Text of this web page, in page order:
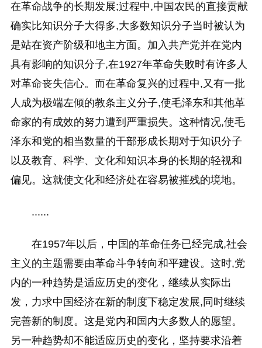
在革命战争的长期发展;过程中,中国农民的直接贡献
确实比知识分子大得多,大多数知识分子当时被认为
是站在资产阶级和地主方面。加入共产党并在党内
具有影响的知识分子,在1927年革命失败时有许多人
对革命丧失信心。而在革命复兴的过程中,又有一批
人成为极端左倾的教条主义分子,使毛泽东和其他革
命家的有成效的努力遭到严重损失。这种情况,使毛
泽东和党的相当数量的干部形成长期对于知识分子
以及教育、科学、文化和知识本身的长期的轻视和
偏见。这就使文化和经济处在容易被摧残的境地。
......
在1957年以后，中国的革命任务已经完成,社会
主义的主题需要由革命斗争转向和平建设。这时,党
内的一种趋势是适应历史的变化，继续从实际出
发，力求中国经济在新的制度下稳定发展,同时继续
完善新的制度。这是党内和国内大多数人的愿望。
另一种趋势却不能适应历史的变化，坚持要求沿着